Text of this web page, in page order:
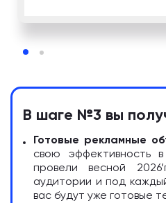
В шаге №3 вы
Готовые рекламные
свою эффективность
провели весной
аудитории и под
вас будут уже готовые